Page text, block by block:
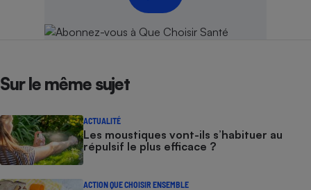
Sur le même sujet
ACTUALITÉ
Les moustiques vont-ils s’habituer au
répulsif le plus efficace ?
ACTION QUE CHOISIR ENSEMBLE